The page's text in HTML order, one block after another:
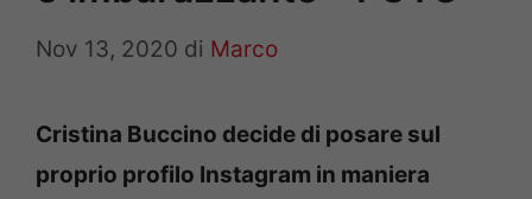
Nov 13, 2020 di Marco
Cristina Buccino decide di posare sul
proprio profilo Instagram in maniera